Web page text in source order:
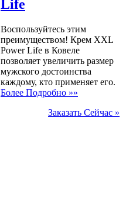
Life
Воспользуйтесь этим
преимуществом! Крем XXL
Power Life в Ковеле
позволяет увеличить размер
мужского достоинства
каждому, кто применяет его.
Более Подробно »»
Заказать Сейчас »